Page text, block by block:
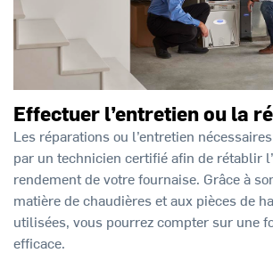
Effectuer l’entretien ou la
Les réparations ou l’entretien
par un technicien certifié afin de rétablir
rendement de votre fournaise. Grâce à
matière de chaudières et aux pièces de
utilisées, vous pourrez compter sur une
efficace.